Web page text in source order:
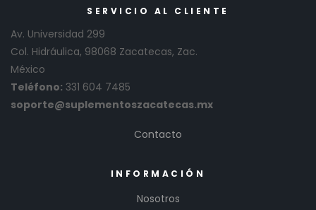
SERVICIO AL CLIENTE
Av. Universidad 299
Col. Hidráulica, 98068 Zacatecas, Zac.
México
Teléfono: 331 604 7485
soporte@suplementoszacatecas.mx
Contacto
INFORMACIÓN
Nosotros